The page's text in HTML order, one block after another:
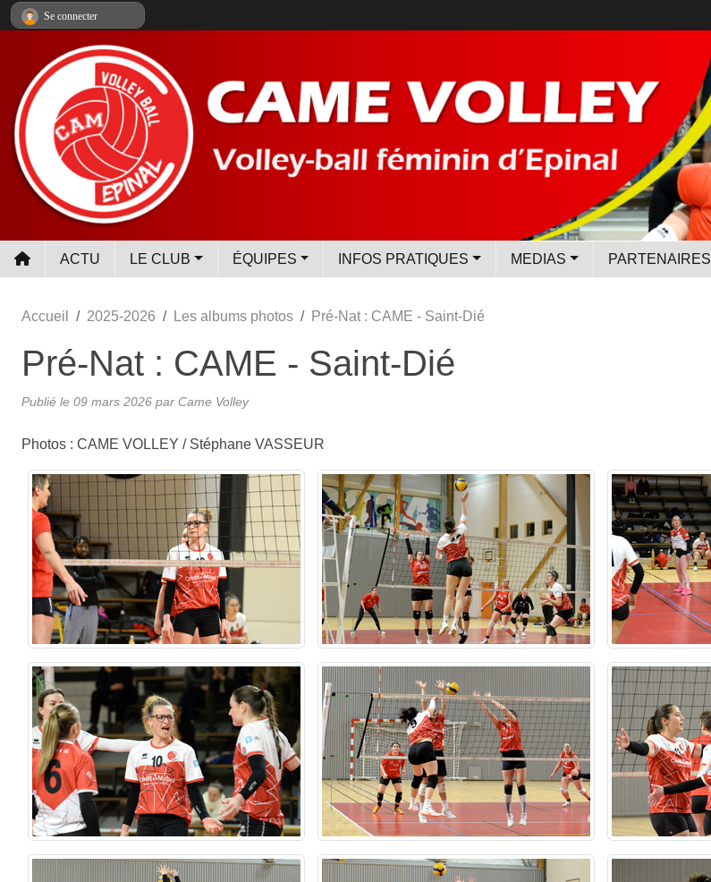
ACTU LE CLUB ÉQUIPES INFOS PRATIQUES MEDIAS PARTENAIRES
Accueil 2025-2026 Les albums photos Pré-Nat : CAME - Saint-Dié
Pré-Nat : CAME - Saint-Dié
Publié le 09 mars 2026 par Came Volley
Photos : CAME VOLLEY / Stéphane VASSEUR
Se connecter
Panneau de gestion des cookies